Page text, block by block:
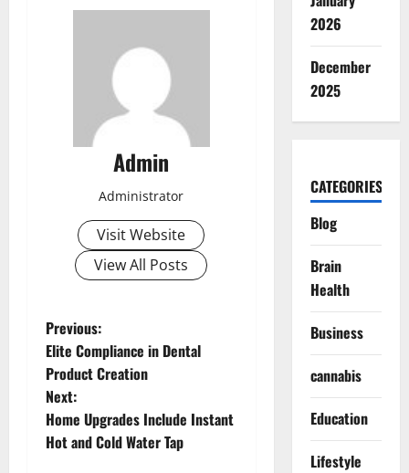
Admin
Administrator
Visit Website
View All Posts
P
o
s
t
Previous:
Elite Compliance in Dental
Product Creation
Next:
Home Upgrades Include Instant
Hot and Cold Water Tap
2026
December
2025
CATEGORIES
Blog
Brain
Health
Business
cannabis
Education
Lifestyle